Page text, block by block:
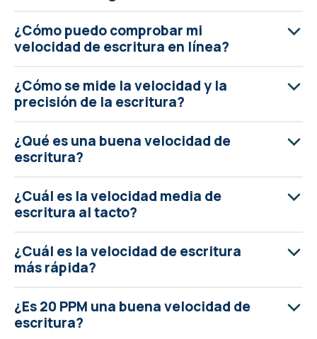
¿Cómo puedo comprobar mi
velocidad de escritura en línea?
¿Cómo se mide la velocidad y la
precisión de la escritura?
¿Qué es una buena velocidad de
escritura?
¿Cuál es la velocidad media de
escritura al tacto?
¿Cuál es la velocidad de escritura
más rápida?
¿Es 20 PPM una buena velocidad de
escritura?